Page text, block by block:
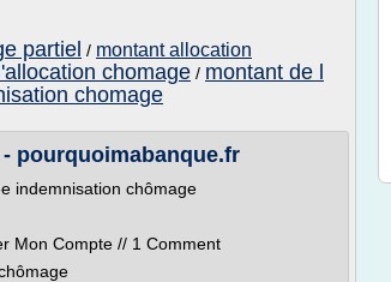
partiel / montant allocation
chomage / montant de l
chomage
pourquoimabanque.fr
indemnisation chômage
Mon Compte // 1 Comment